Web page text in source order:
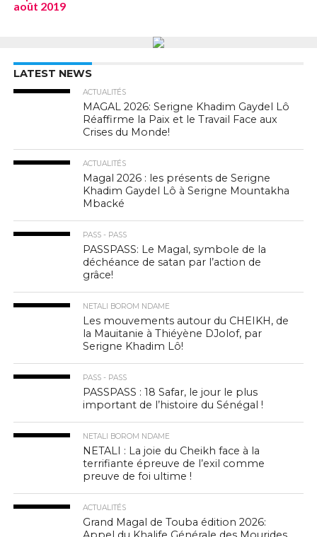
août 2019
LATEST NEWS
ACTUALITÉS
MAGAL 2026: Serigne Khadim Gaydel Lô
Réaffirme la Paix et le Travail Face aux
Crises du Monde!
ACTUALITÉS
Magal 2026 : les présents de Serigne
Khadim Gaydel Lô à Serigne Mountakha
Mbacké
PASS - PASS
PASSPASS: Le Magal, symbole de la
déchéance de satan par l’action de
grâce!
NETALI BOROM NDAME
Les mouvements autour du CHEIKH, de
la Mauitanie à Thiéyène DJolof, par
Serigne Khadim Lô!
PASS - PASS
PASSPASS : 18 Safar, le jour le plus
important de l’histoire du Sénégal !
NETALI BOROM NDAME
NETALI : La joie du Cheikh face à la
terrifiante épreuve de l’exil comme
preuve de foi ultime !
ACTUALITÉS
Grand Magal de Touba édition 2026: